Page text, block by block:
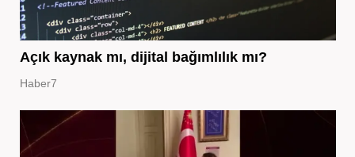
Açık kaynak mı, dijital bağımlılık mı?
Haber7